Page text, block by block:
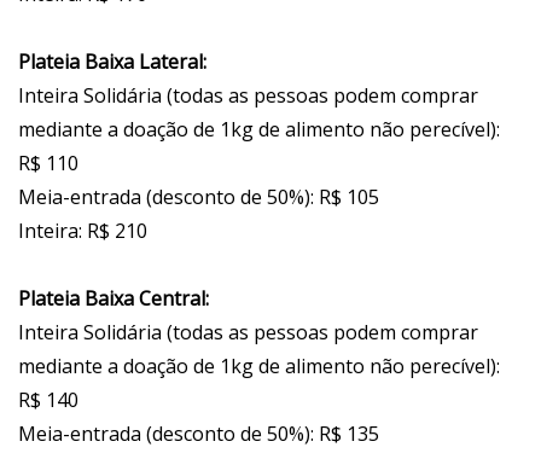
Plateia Baixa Lateral:
Inteira Solidária (todas as pessoas podem comprar
mediante a doação de 1kg de alimento não perecível):
R$ 110
Meia-entrada (desconto de 50%): R$ 105
Inteira: R$ 210
Plateia Baixa Central:
Inteira Solidária (todas as pessoas podem comprar
mediante a doação de 1kg de alimento não perecível):
R$ 140
Meia-entrada (desconto de 50%): R$ 135